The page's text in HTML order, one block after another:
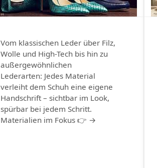
Vom klassischen Leder über Filz,
Wolle und High-Tech bis hin zu
außergewöhnlichen
Lederarten: Jedes Material
verleiht dem Schuh eine eigene
Handschrift – sichtbar im Look,
spürbar bei jedem Schritt.
Materialien im Fokus 👉 →